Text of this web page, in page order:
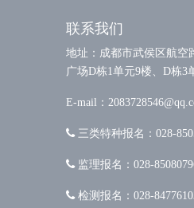
联系我们
地址：成都市武侯区航空
广场D栋1单元9楼、D栋3
E-mail：
三类特种报名：028-
监理报名：028-
检测报名：028-